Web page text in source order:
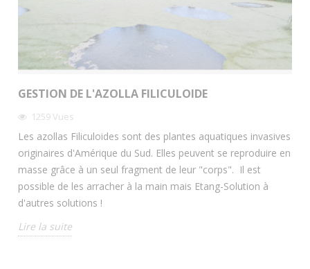
GESTION DE L'AZOLLA FILICULOIDE
1259Vues
Les azollas Filiculoides sont des plantes aquatiques invasives
originaires d'Amérique du Sud. Elles peuvent se reproduire en
masse grâce à un seul fragment de leur "corps". Il est
possible de les arracher à la main mais Etang-Solution à
d'autres solutions !
Lire la suite